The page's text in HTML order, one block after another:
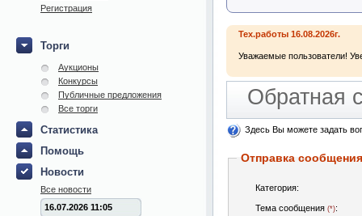
Регистрация
Торги
Аукционы
Конкурсы
Публичные предложения
Все торги
Статистика
Помощь
Новости
Все новости
16.07.2026 11:05
Тех.работы 16.08.2026г.
Уважаемые пользователи!
Обратная
Здесь Вы можете задать
Отправка сообщения
Категория:
Тема сообщения (*):